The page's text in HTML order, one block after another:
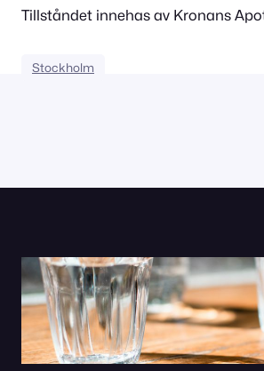
Tillståndet innehas av Kronans
Stockholm